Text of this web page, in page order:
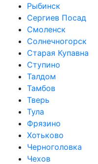
Рыбинск
Сергиев Посад
Смоленск
Солнечногорск
Старая Купавна
Ступино
Талдом
Тамбов
Тверь
Тула
Фрязино
Хотьково
Черноголовка
Чехов